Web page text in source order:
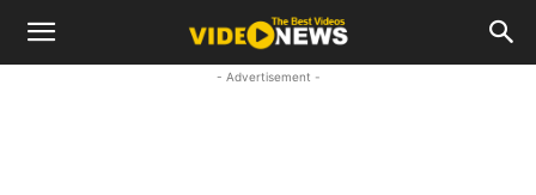
- Advertisement -